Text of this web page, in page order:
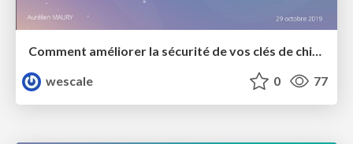
Comment améliorer la sécurité de vos clés de chiffrement sur AWS avec CloudHSM ? Par Aurélien Maury
wescale
0 77